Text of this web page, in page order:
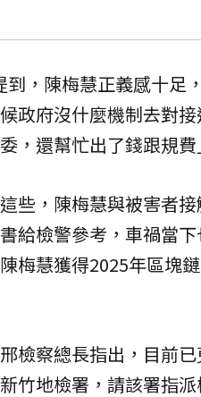
到，陳梅慧正義感十足
政府沒什麼機制去對
，還幫忙出了錢跟規費
些，陳梅慧與被害者
給檢警參考，車禍當
梅慧獲得2025年區塊
檢察總長指出，目前
竹地檢署，請該署指